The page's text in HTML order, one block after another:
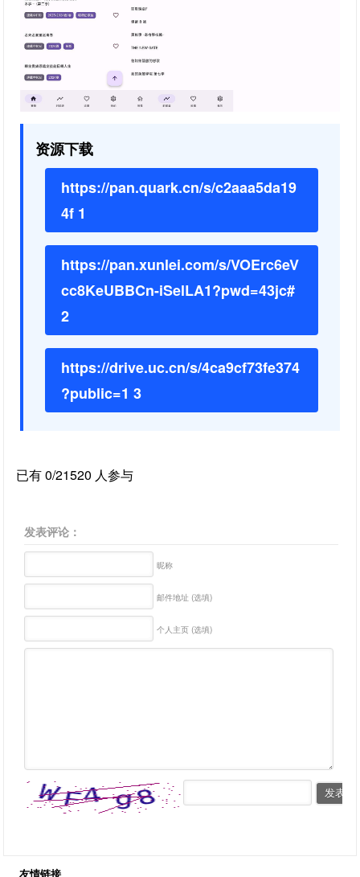
资源下载
https://pan.quark.cn/s/c2aaa5da19
4f 1
https://pan.xunlei.com/s/VOErc6eV
cc8KeUBBCn-iSelLA1?pwd=43jc#
2
https://drive.uc.cn/s/4ca9cf73fe374
?public=1 3
已有 0/21520 人参与
发表评论：
昵称
邮件地址 (选填)
个人主页 (选填)
友情链接